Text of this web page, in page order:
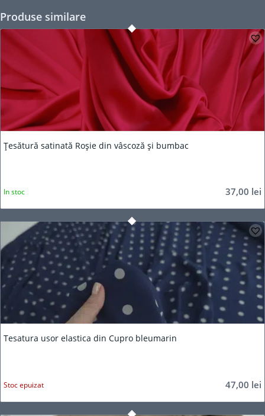
Produse similare
Țesătură satinată Roșie din vâscoză și bumbac
37,00 lei
In stoc
Tesatura usor elastica din Cupro bleumarin
47,00 lei
Stoc epuizat